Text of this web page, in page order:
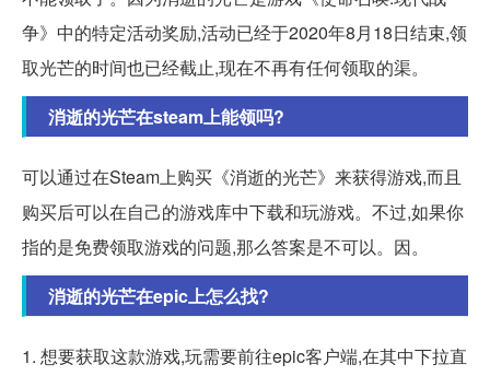
争》中的特定活动奖励,活动已经于2020年8月18日结束,领
取光芒的时间也已经截止,现在不再有任何领取的渠。
消逝的光芒在steam上能领吗?
可以通过在Steam上购买《消逝的光芒》来获得游戏,而且
购买后可以在自己的游戏库中下载和玩游戏。不过,如果你
指的是免费领取游戏的问题,那么答案是不可以。因。
消逝的光芒在epic上怎么找?
1. 想要获取这款游戏,玩需要前往epic客户端,在其中下拉直